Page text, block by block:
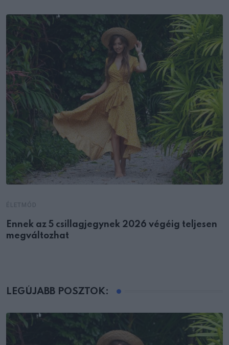
Ennek az 5 csillagjegynek 2026 végéig teljesen
megváltozhat
LEGÚJABB POSZTOK: